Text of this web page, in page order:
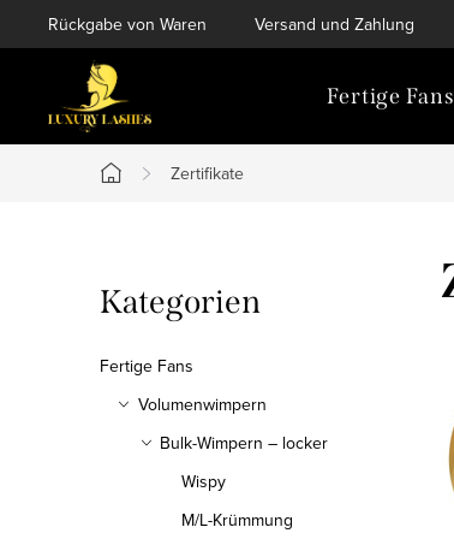
Inhalt
Rückgabe von Waren Versand und Zahlung
Fertige Fans
Startseite
Zertifikate
e
i
Kategorien
überspringen
Kategorien
Fertige Fans
Volumenwimpern
Bulk-Wimpern – locker
Wispy
M/L-Krümmung